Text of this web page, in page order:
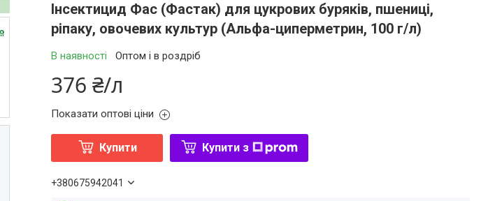
Інсектицид Фас (Фастак) для цукрових буряків, пшениці,
ріпаку, овочевих культур (Альфа-циперметрин, 100 г/л)
В наявності Оптом і в роздріб
376 ₴/л
Показати оптові ціни
Купити Купити з
+380675942041